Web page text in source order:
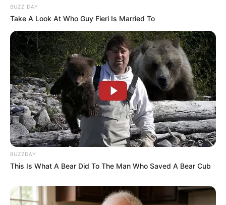
BUZZ DAY
Take A Look At Who Guy Fieri Is Married To
BUZZDAY
This Is What A Bear Did To The Man Who Saved A Bear Cub